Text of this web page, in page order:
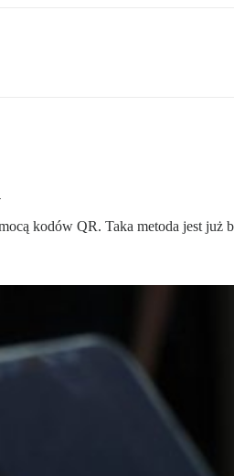
kodów QR. Taka metoda jest już